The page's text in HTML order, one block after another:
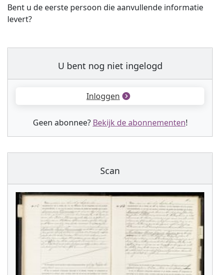
Bent u de eerste persoon die aanvullende informatie
levert?
U bent nog niet ingelogd
Inloggen
Geen abonnee? Bekijk de abonnementen!
Scan